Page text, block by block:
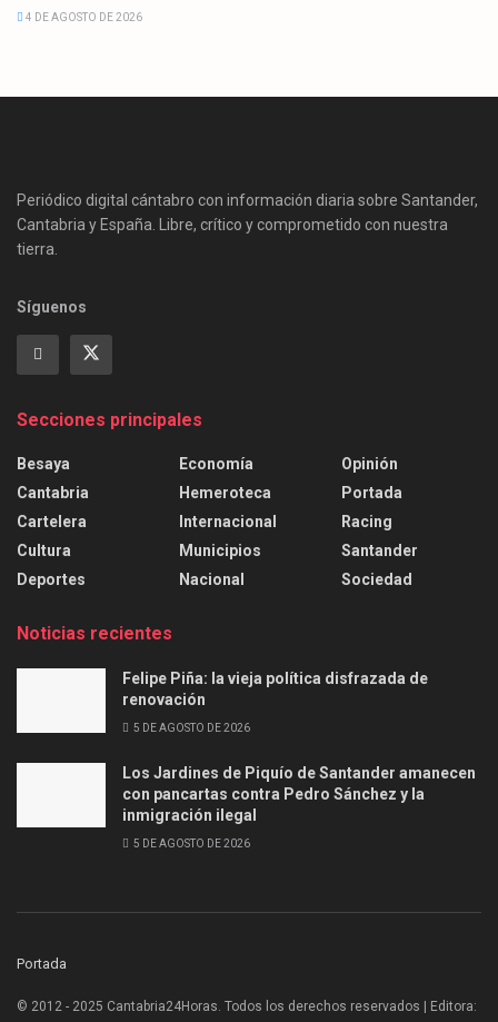
4 DE AGOSTO DE 2026
Periódico digital cántabro con información diaria sobre Santander,
Cantabria y España. Libre, crítico y comprometido con nuestra
tierra.
Síguenos
Secciones principales
Besaya
Cantabria
Cartelera
Cultura
Deportes
Economía
Hemeroteca
Internacional
Municipios
Nacional
Opinión
Portada
Racing
Santander
Sociedad
Noticias recientes
Felipe Piña: la vieja política disfrazada de
renovación
5 DE AGOSTO DE 2026
Los Jardines de Piquío de Santander amanecen
con pancartas contra Pedro Sánchez y la
inmigración ilegal
5 DE AGOSTO DE 2026
Portada
© 2012 - 2025 Cantabria24Horas. Todos los derechos reservados | Editora: